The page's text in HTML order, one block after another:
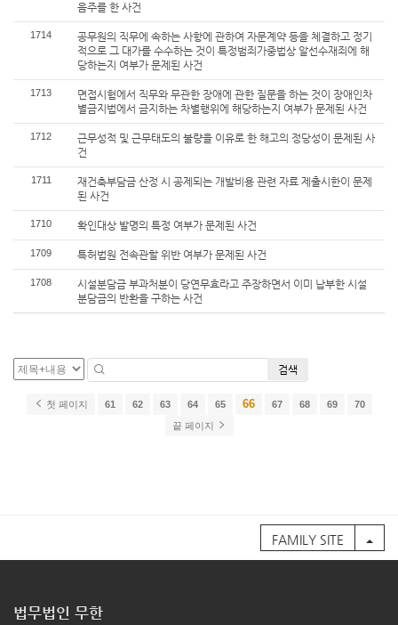
음주를 한 사건
1714
공무원의 직무에 속하는 사항에 관하여 자문계약 등을 체결하고 정기
적으로 그 대가를 수수하는 것이 특정범죄가중법상 알선수재죄에 해
당하는지 여부가 문제된 사건
1713
면접시험에서 직무와 무관한 장애에 관한 질문을 하는 것이 장애인차
별금지법에서 금지하는 차별행위에 해당하는지 여부가 문제된 사건
1712
근무성적 및 근무태도의 불량을 이유로 한 해고의 정당성이 문제된 사
건
1711
재건축부담금 산정 시 공제되는 개발비용 관련 자료 제출시한이 문제
된 사건
1710 확인대상 발명의 특정 여부가 문제된 사건
1709 특허법원 전속관할 위반 여부가 문제된 사건
1708
시설분담금 부과처분이 당연무효라고 주장하면서 이미 납부한 시설
분담금의 반환을 구하는 사건
검색
첫 페이지 61 62 63 64 65 66 67 68 69
70
끝 페이지
FAMILY SITE
법무법인 무한